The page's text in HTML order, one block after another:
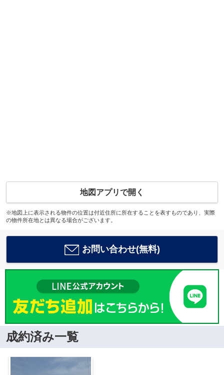
地図アプリで開く
※地図上に表示される物件の位置は付近住所に所在することを表すものであり、実際
の物件所在地とは異なる場合がございます。
お問い合わせ(無料)
成約済み一覧